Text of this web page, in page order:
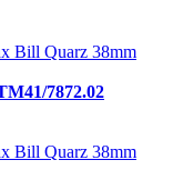
41/7872.02